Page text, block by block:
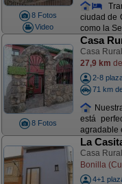
8 Fotos
Video
ciudad de
como la
8 Fotos
Casa
Casa
27,9 km
2-8
71 km
está
agradable
La
Casa
Bonilla
4+1